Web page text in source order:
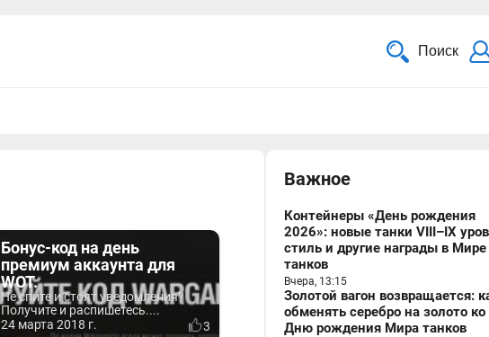
Поиск
Бонус-код на день
премиум аккаунта для
WOT.
Не спите и стоят уведомления?
Получите и распишетесь....
24 марта 2018 г.
3
Важное
Контейнеры «День рождения
2026»: новые танки VIII–IX
стиль и другие награды в Мире
танков
Вчера, 13:15
Золотой вагон возвращается:
обменять серебро на золото ко
Дню рождения Мира танков